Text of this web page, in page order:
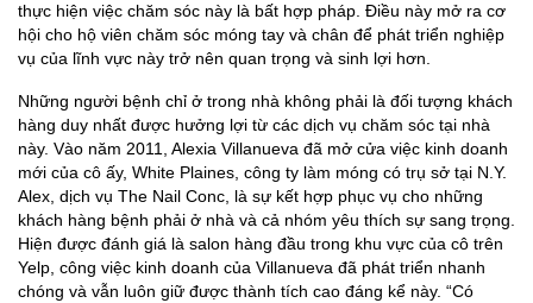
thực hiện việc chăm sóc này là bất hợp pháp. Điều này mở ra cơ
hội cho hộ viên chăm sóc móng tay và chân để phát triển nghiệp
vụ của lĩnh vực này trở nên quan trọng và sinh lợi hơn.
Những người bệnh chỉ ở trong nhà không phải là đối tượng khách
hàng duy nhất được hưởng lợi từ các dịch vụ chăm sóc tại nhà
này. Vào năm 2011, Alexia Villanueva đã mở cửa việc kinh doanh
mới của cô ấy, White Plaines, công ty làm móng có trụ sở tại N.Y.
Alex, dịch vụ The Nail Conc, là sự kết hợp phục vụ cho những
khách hàng bệnh phải ở nhà và cả nhóm yêu thích sự sang trọng.
Hiện được đánh giá là salon hàng đầu trong khu vực của cô trên
Yelp, công việc kinh doanh của Villanueva đã phát triển nhanh
chóng và vẫn luôn giữ được thành tích cao đáng kể này. “Có